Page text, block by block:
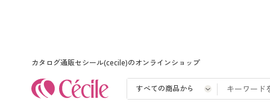
カタログ通販セシール(cecile)のオンラインショップ